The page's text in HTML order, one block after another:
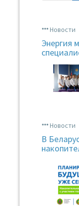
Новости
Энергия
Новости
В